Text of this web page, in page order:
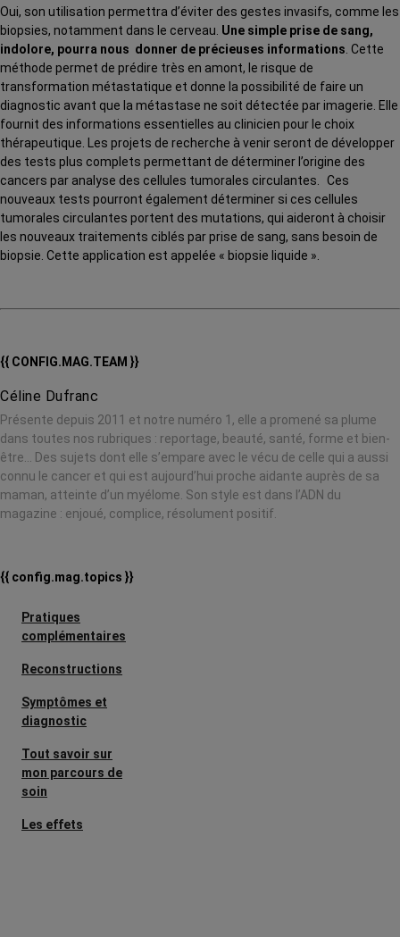
Oui, son utilisation permettra d’éviter des gestes invasifs, comme les
biopsies, notamment dans le cerveau. Une simple prise de sang,
indolore, pourra nous donner de précieuses informations . Cette
méthode permet de prédire très en amont, le risque de
transformation métastatique et donne la possibilité de faire un
diagnostic avant que la métastase ne soit détectée par imagerie. Elle
fournit des informations essentielles au clinicien pour le choix
thérapeutique. Les projets de recherche à venir seront de développer
des tests plus complets permettant de déterminer l’origine des
cancers par analyse des cellules tumorales circulantes. Ces
nouveaux tests pourront également déterminer si ces cellules
tumorales circulantes portent des mutations, qui aideront à choisir
les nouveaux traitements ciblés par prise de sang, sans besoin de
biopsie. Cette application est appelée « biopsie liquide ».
{{ CONFIG.MAG.TEAM }}
Céline Dufranc
Présente depuis 2011 et notre numéro 1, elle a promené sa plume
dans toutes nos rubriques : reportage, beauté, santé, forme et bien-
être… Des sujets dont elle s’empare avec le vécu de celle qui a aussi
connu le cancer et qui est aujourd’hui proche aidante auprès de sa
maman, atteinte d’un myélome. Son style est dans l’ADN du
magazine : enjoué, complice, résolument positif.
{{ config.mag.topics }}
Pratiques
complémentaires
Reconstructions
Symptômes et
diagnostic
Tout savoir sur
mon parcours de
soin
Les effets